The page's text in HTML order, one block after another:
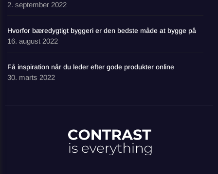
2. september 2022
Hvorfor bæredygtigt byggeri er den bedste måde at bygge på
16. august 2022
Få inspiration når du leder efter gode produkter online
30. marts 2022